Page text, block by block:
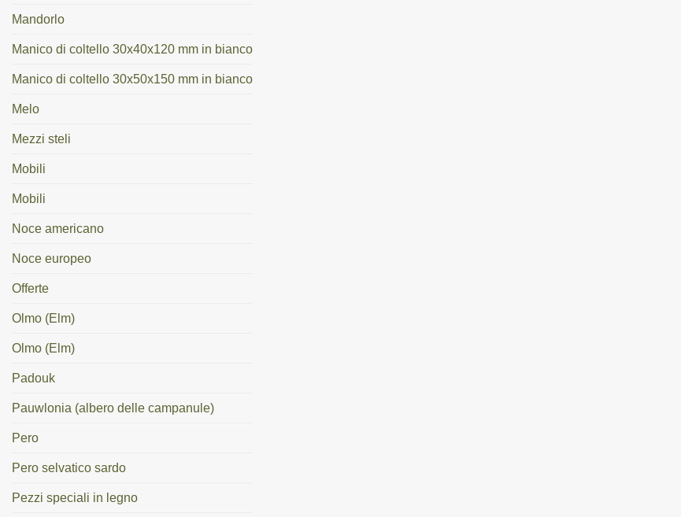
Mandorlo
Manico di coltello 30x40x120 mm in bianco
Manico di coltello 30x50x150 mm in bianco
Melo
Mezzi steli
Mobili
Mobili
Noce americano
Noce europeo
Offerte
Olmo (Elm)
Olmo (Elm)
Padouk
Pauwlonia (albero delle campanule)
Pero
Pero selvatico sardo
Pezzi speciali in legno